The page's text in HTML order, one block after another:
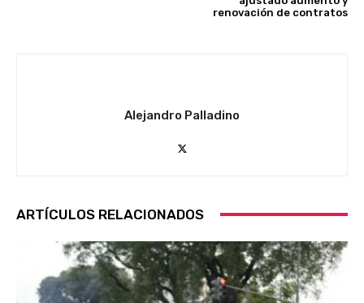
renovación de contratos
Alejandro Palladino
ARTÍCULOS RELACIONADOS